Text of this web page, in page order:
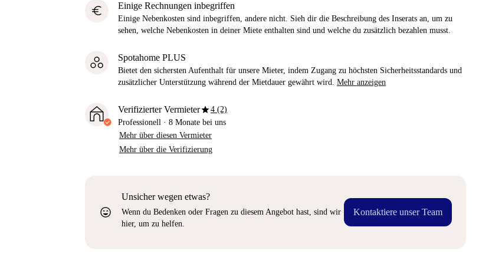
euro Einige Rechnungen inbegriffen
Einige Nebenkosten sind inbegriffen, andere nicht. Sieh dir die Beschreibung des Inserats an, um zu
sehen, welche Nebenkosten in deiner Miete enthalten sind und welche du zusätzlich bezahlen musst.
Spotahome PLUS
Bietet den sichersten Aufenthalt für unsere Mieter, indem Zugang zu höchsten Sicherheitsstandards und
zusätzlicher Unterstützung während der Mietdauer gewährt wird. Mehr anzeigen
Verifizierter Vermieterstar4 (2)
Professionell · 8 Monate bei uns
Mehr über diesen Vermieter
Mehr über die Verifizierung
sentiment_very_satisfied
Unsicher wegen etwas?
Wenn du Bedenken oder Fragen zu diesem Angebot hast, sind wir
hier, um zu helfen.
Kontaktiere unser Team